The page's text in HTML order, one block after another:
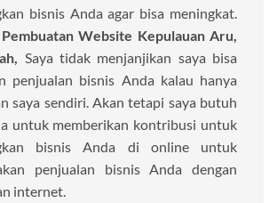
bisnis Anda agar bisa meningkat.
Pembuatan Website Kepulauan Aru,
Saya tidak menjanjikan saya bisa
penjualan bisnis Anda kalau hanya
saya sendiri. Akan tetapi saya butuh
untuk memberikan kontribusi untuk
bisnis Anda di online untuk
penjualan bisnis Anda dengan
internet.